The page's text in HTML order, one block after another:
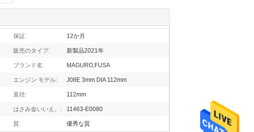
保証: 12か月
販売のタイプ: 新製品2021年
ブランド名: MAGURO,FUSA
エンジン モデル: J08E 3mm DIA 112mm
直径: 112mm
はさみ金いいえ。: 11463-E0080
質: 優秀な質